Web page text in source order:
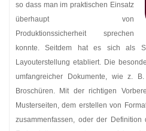
so dass man im praktischen Einsatz
überhaupt von
Produktionssicherheit sprechen
konnte. Seitdem hat es sich als
Layouterstellung etabliert. Die
umfangreicher Dokumente, wie z.
Broschüren. Mit der richtigen
Musterseiten, dem erstellen von
zusammenfassen, oder der Definition